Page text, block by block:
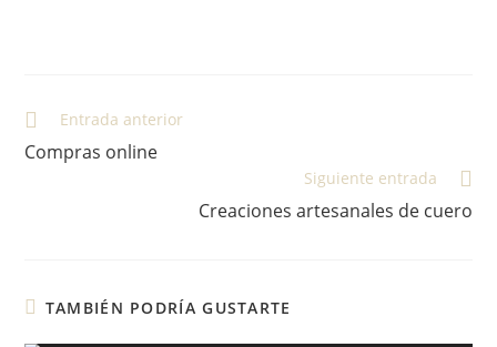
Entrada anterior
Compras online
Siguiente entrada
Creaciones artesanales de cuero
TAMBIÉN PODRÍA GUSTARTE